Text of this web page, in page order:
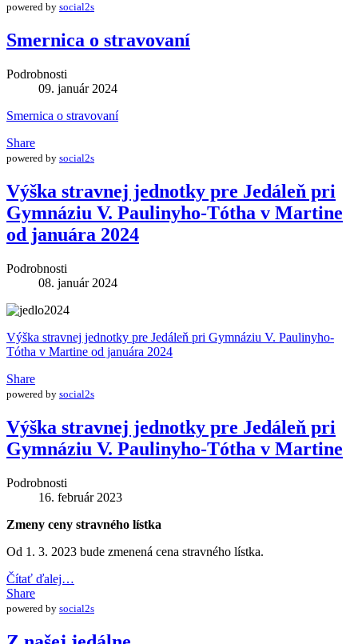
powered by social2s
Smernica o stravovaní
Podrobnosti
09. január 2024
Smernica o stravovaní
Share
powered by social2s
Výška stravnej jednotky pre Jedáleň pri
Gymnáziu V. Paulinyho-Tótha v Martine
od januára 2024
Podrobnosti
08. január 2024
Výška stravnej jednotky pre Jedáleň pri Gymnáziu V. Paulinyho-
Tótha v Martine od januára 2024
Share
powered by social2s
Výška stravnej jednotky pre Jedáleň pri
Gymnáziu V. Paulinyho-Tótha v Martine
Podrobnosti
16. február 2023
Zmeny ceny stravného lístka
Od 1. 3. 2023 bude zmenená cena stravného lístka.
Čítať ďalej…
Share
powered by social2s